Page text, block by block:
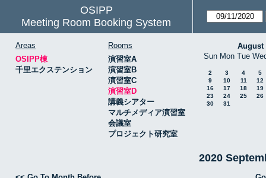
OSIPP
Meeting Room Booking System
Areas
OSIPP棟
千里エクステンション
Rooms
演習室A
演習室B
演習室C
演習室D
講義シアター
マルチメディア演習室
会議室
プロジェクト研究室
August
Sun Mon Tue
2 3 4
5
9
10 11
12
16
17 18
19
23
24 25
26
30
31
2020